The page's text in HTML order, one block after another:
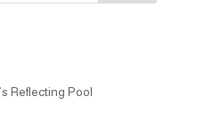
Reflecting Pool